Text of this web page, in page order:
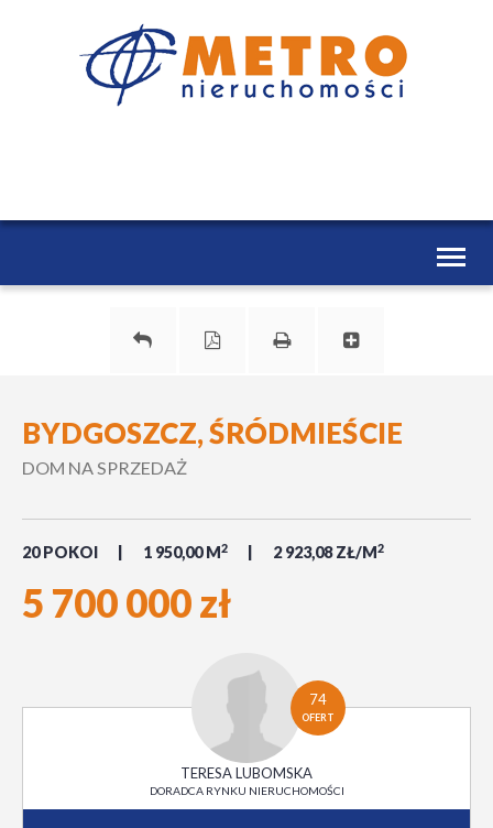
Toggle
BYDGOSZCZ, ŚRÓDMIEŚCIE
DOM NA SPRZEDAŻ
20 POKOI 1 950,00 M2 2 923,08 ZŁ/M2
5 700 000 zł
74
OFERT
TERESA LUBOMSKA
DORADCA RYNKU NIERUCHOMOŚCI